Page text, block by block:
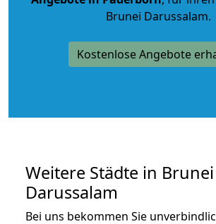
Brunei Darussalam.
Kostenlose Angebote
Weitere Städte in Brunei
Darussalam
Bei uns bekommen Sie